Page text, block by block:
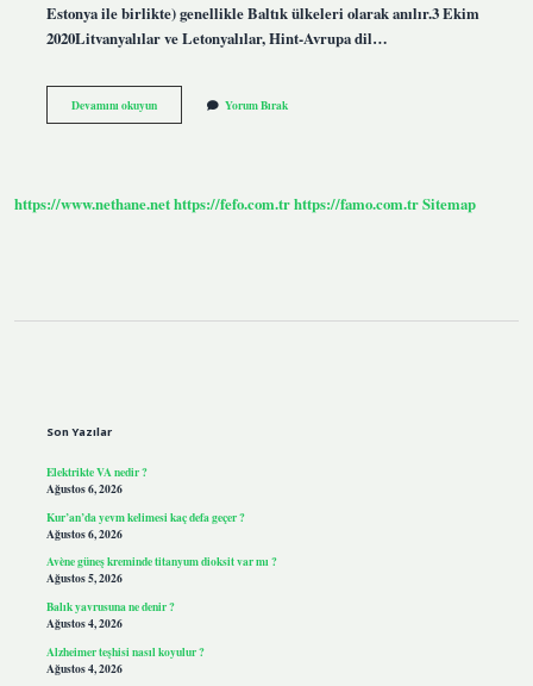
Estonya ile birlikte) genellikle Baltık ülkeleri olarak anılır.3 Ekim
2020Litvanyalılar ve Letonyalılar, Hint-Avrupa dil…
Devamını okuyunLetonca
Nerenin
Yorum Bırak
https://www.nethane.nethttps://fefo.com.trhttps://famo.com.trSitemap
Son Yazılar
Elektrikte VA nedir ?
Ağustos 6, 2026
Kur’an’da yevm kelimesi kaç defa geçer ?
Ağustos 6, 2026
Avène güneş kreminde titanyum dioksit var mı ?
Ağustos 5, 2026
Balık yavrusuna ne denir ?
Ağustos 4, 2026
Alzheimer teşhisi nasıl koyulur ?
Ağustos 4, 2026